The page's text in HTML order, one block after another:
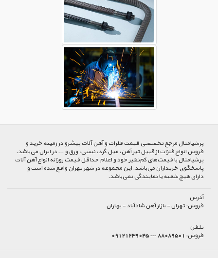
پرشیا‌متال مرجع تخصصی قیمت فلزات و آهن آلات پیشرو در زمینه خرید و
فروش انواع فلزات از قبیل تیر آهن، میل گرد، نبشی، ورق و ... در ایران می‌باشد.
پرشیامتال با قیمت‌های کم‌نظیر خود و اعلام حداقل قیمت روزانه انواع آهن آلات
پاسخگوی خریداران می‌باشد. این مجموعه در شهر تهران واقع شده است و
دارای هیچ شعبه یا نمایندگی نمی‌باشد.
آدرس
فروش:تهران - بازار آهن شادآباد - بهاران
تلفن
فروش: 88089501 --- 09121239045